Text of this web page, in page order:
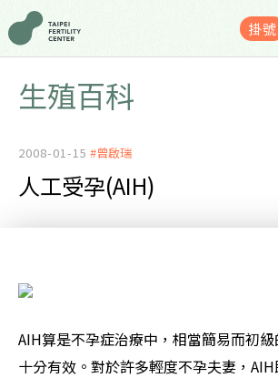
掛號
生殖百科
2008-01-15 #曾啟瑞
人工受孕(AIH)
AIH算是不孕症治療中，相當簡易而初
十分有效。對於許多輕度不孕夫妻，